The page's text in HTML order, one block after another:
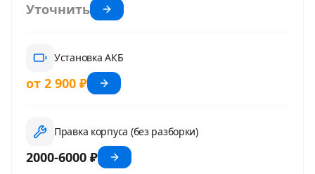
Уточнить
Установка АКБ
от 2 900 ₽
Правка корпуса (без разборки)
2000-6000 ₽